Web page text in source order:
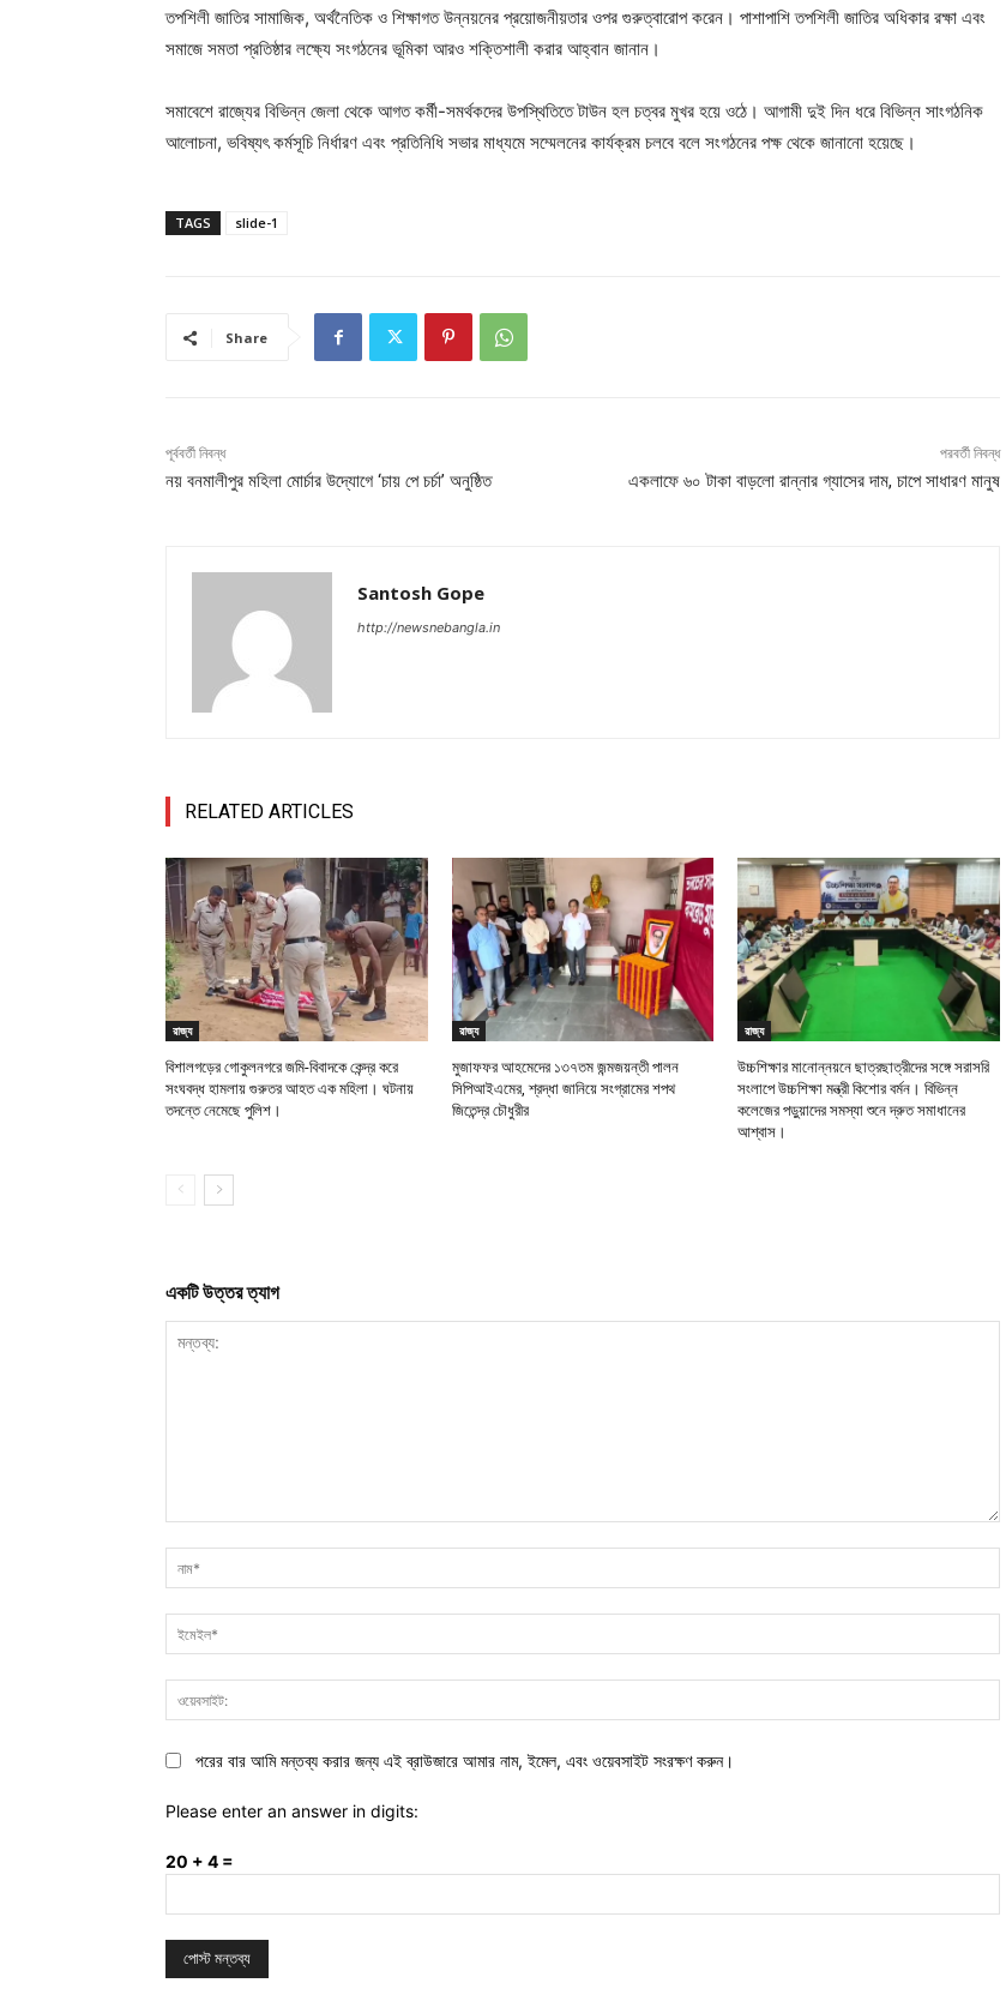
তপশিলী জাতির সামাজিক, অর্থনৈতিক ও শিক্ষাগত উন্নয়নের প্রয়োজনীয়তার ওপর গুরুত্বারোপ করেন। পাশাপাশি তপশিলী জাতির অধিকার রক্ষা এবং
সমাজে সমতা প্রতিষ্ঠার লক্ষ্যে সংগঠনের ভূমিকা আরও শক্তিশালী করার আহ্বান জানান।
সমাবেশে রাজ্যের বিভিন্ন জেলা থেকে আগত কর্মী-সমর্থকদের উপস্থিতিতে টাউন হল চত্বর মুখর হয়ে ওঠে। আগামী দুই দিন ধরে বিভিন্ন সাংগঠনিক
আলোচনা, ভবিষ্যৎ কর্মসূচি নির্ধারণ এবং প্রতিনিধি সভার মাধ্যমে সম্মেলনের কার্যক্রম চলবে বলে সংগঠনের পক্ষ থেকে জানানো হয়েছে।
TAGS slide-1
Share
পূর্ববর্তী নিবন্ধ
নয় বনমালীপুর মহিলা মোর্চার উদ্যোগে ‘চায় পে চর্চা’ অনুষ্ঠিত
পরবর্তী নিবন্ধ
একলাফে ৬০ টাকা বাড়লো রান্নার গ্যাসের দাম, চাপে সাধারণ মানুষ
Santosh Gope
http://newsnebangla.in
RELATED ARTICLES
রাজ্য
বিশালগড়ের গোকুলনগরে জমি-বিবাদকে কেন্দ্র করে
সংঘবদ্ধ হামলায় গুরুতর আহত এক মহিলা। ঘটনায়
তদন্তে নেমেছে পুলিশ।
রাজ্য
মুজাফফর আহমেদের ১৩৭তম জন্মজয়ন্তী পালন
সিপিআইএমের, শ্রদ্ধা জানিয়ে সংগ্রামের শপথ
জিতেন্দ্র চৌধুরীর
রাজ্য
উচ্চশিক্ষার মানোন্নয়নে ছাত্রছাত্রীদের সঙ্গে সরাসরি
সংলাপে উচ্চশিক্ষা মন্ত্রী কিশোর বর্মন। বিভিন্ন
কলেজের পড়ুয়াদের সমস্যা শুনে দ্রুত সমাধানের
আশ্বাস।
একটি উত্তর ত্যাগ
পরের বার আমি মন্তব্য করার জন্য এই ব্রাউজারে আমার নাম, ইমেল, এবং ওয়েবসাইট সংরক্ষণ করুন।
Please enter an answer in digits:
20 + 4 =